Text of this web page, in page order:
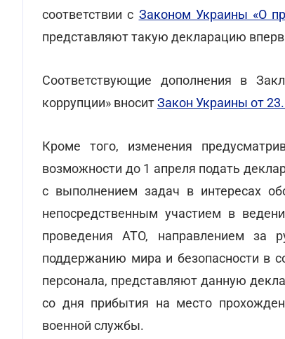
соответствии с Законом Украины «О
представляют такую декларацию
Соответствующие дополнения в
коррупции» вноситЗакон Украины от
Кроме того, изменения
возможности до 1 апреля подать
с выполнением задач в интересах
непосредственным участием в
проведения АТО, направлением за
поддержанию мира и безопасности в
персонала, представляют данную
со дня прибытия на место
военной службы.